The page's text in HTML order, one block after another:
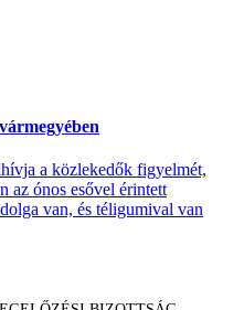
a közlekedők figyelmét,
az ónos esővel érintett
van, és téligumival van